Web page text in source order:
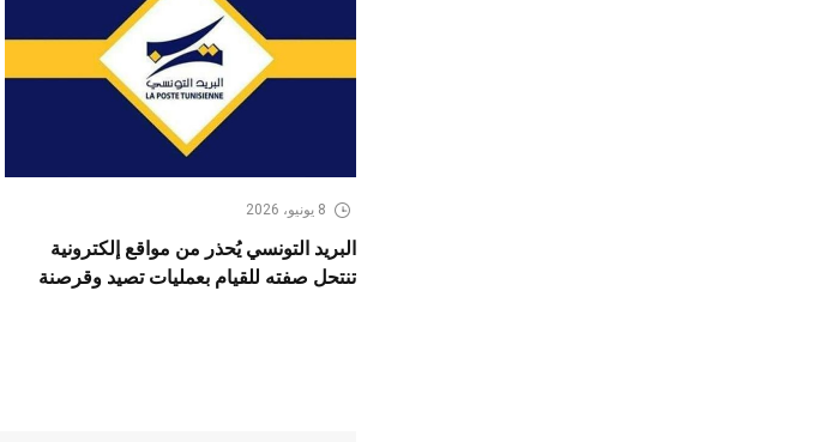
8 يونيو، 2026
البريد التونسي يُحذر من مواقع إلكترونية
تنتحل صفته للقيام بعمليات تصيد وقرصنة